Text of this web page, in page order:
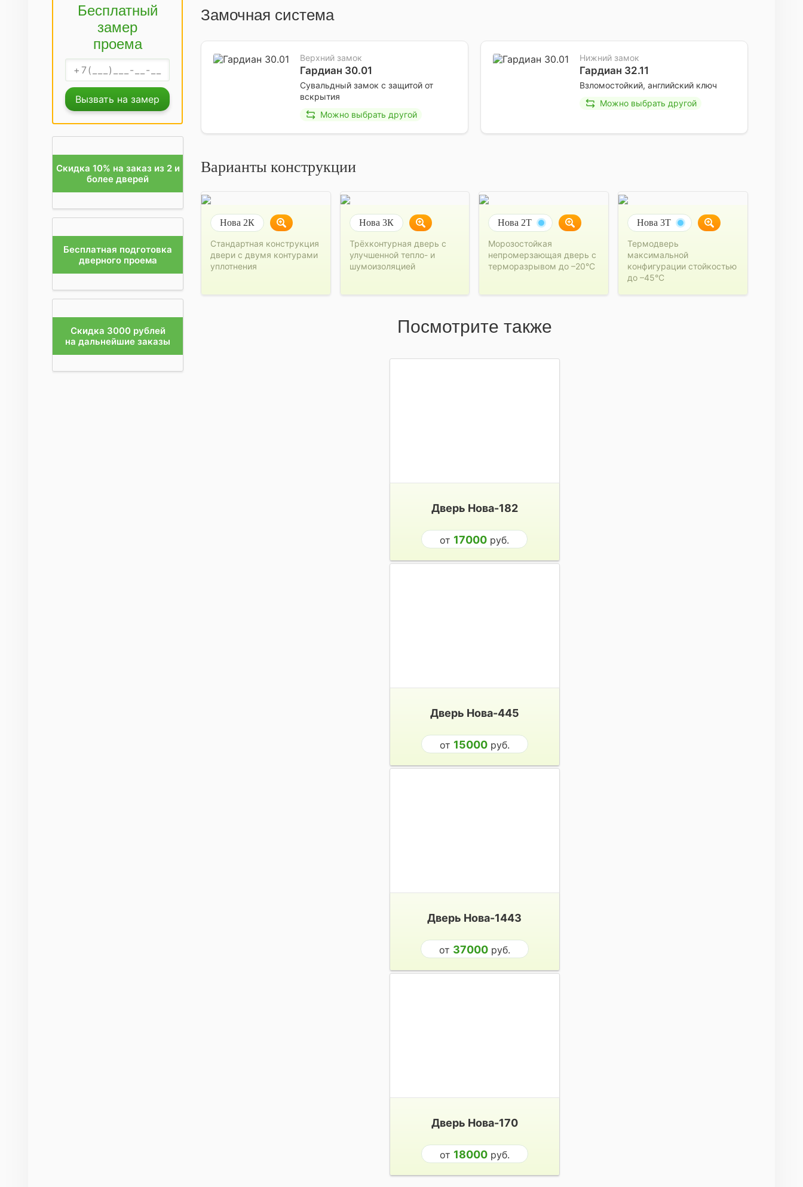
Замочная система
Верхний замок
Гардиан 30.01
Сувальдный замок с защитой от
вскрытия
Можно выбрать другой
Нижний замок
Гардиан 32.11
Взломостойкий, английский ключ
Можно выбрать другой
Варианты конструкции
Нова 2К
Стандартная конструкция
двери с двумя контурами
уплотнения
Нова 3К
Трёхконтурная дверь с
улучшенной тепло- и
шумоизоляцией
Нова 2Т
Морозостойкая
непромерзающая дверь с
терморазрывом до –20°C
Нова 3Т
Термодверь
максимальной
конфигурации стойкостью
до –45°C
Посмотрите также
Дверь Нова-182
от 17000 руб.
Дверь Нова-445
от 15000руб.
Дверь Нова-1443
от 37000руб.
Дверь Нова-170
от 18000руб.
Бесплатный
замер
проема
Вызвать на замер
Скидка 10% на заказ из 2 и
более дверей
Бесплатная подготовка
дверного проема
Скидка 3000 рублей
на дальнейшие заказы